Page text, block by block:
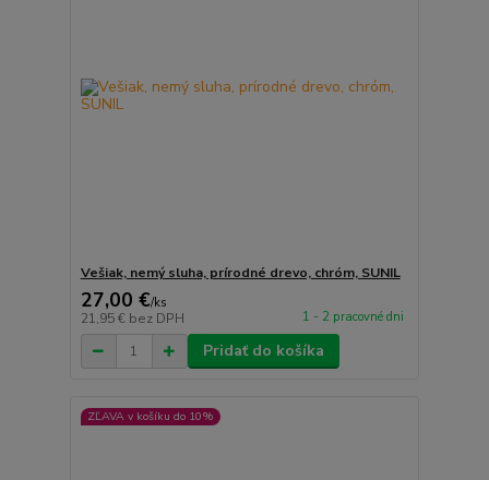
Vešiak, nemý sluha, prírodné drevo, chróm, SUNIL
27,00 €/ks
21,95 € bez DPH 1 - 2 pracovné dni
Pridať do košíka
ZĽAVA v košíku do 10%